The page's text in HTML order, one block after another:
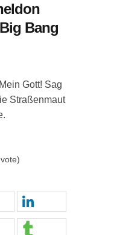
Bang
Gott! Sag
Straßenmaut
vote)